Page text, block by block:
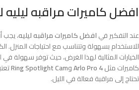
افضل كاميرات مراقبه ليليه
عند التفكير فيافضل كاميرات مراقبه ليليه، يجب
للاستخدام بسهولة وتتناسب مع احتياجات المنزل.
الخيارات المثالية لهذا الغرض، حيث توفر سهولة
كاميرات مثلArlo Pro 4وRing Spotlight Cam
تحتاج إلى مراقبة فعالة في الليل.